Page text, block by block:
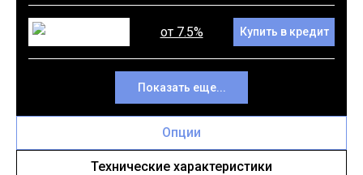
от 7.5% Купить в кредит
Показать еще...
Опции
Технические характеристики